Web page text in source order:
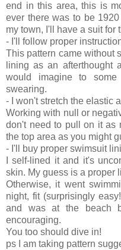
end in this area, this is
ever there was to be
my town, I'll have a suit for
- I'll follow proper
This pattern came without
lining as an afterthought
would imagine to
swearing.
- I won't stretch the elastic
Working with null or
don't need to pull on it as
the top area as you might
- I'll buy proper swimsuit
I self-lined it and it's
skin. My guess is a proper
Otherwise, it went
night, fit (surprisingly
and was at the beach
encouraging.
You too should dive in!
ps I am taking pattern